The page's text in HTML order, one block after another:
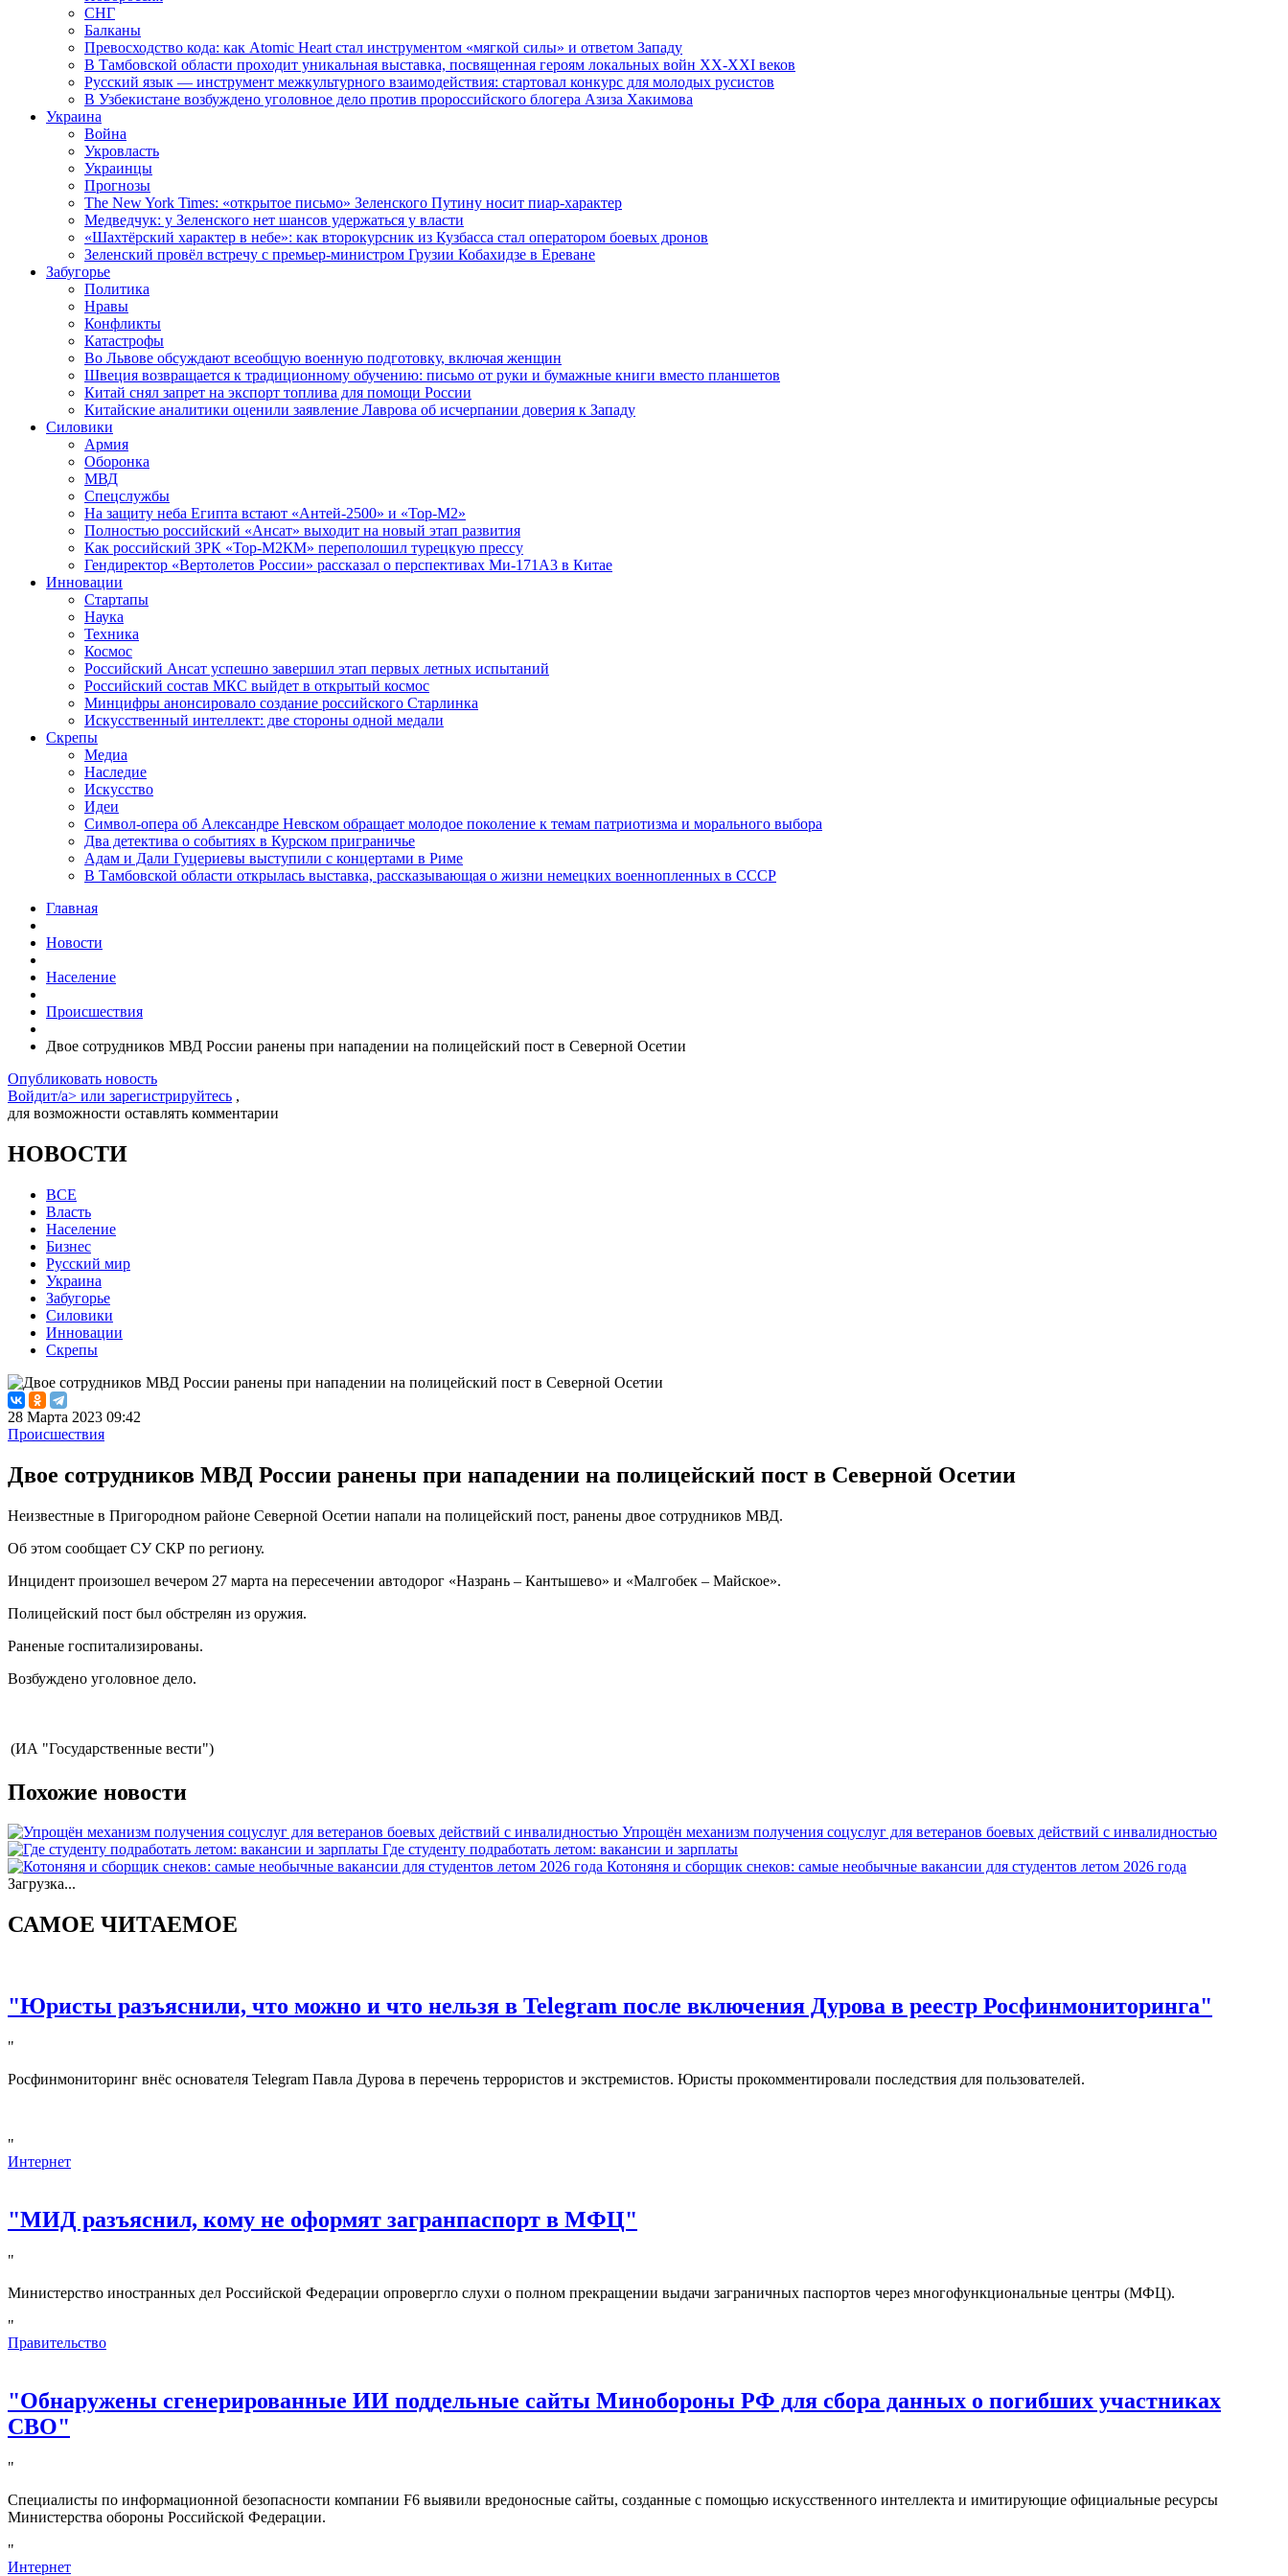
СНГ
Балканы
Превосходство кода: как Atomic Heart стал инструментом «мягкой силы» и ответом Западу
В Тамбовской области проходит уникальная выставка, посвященная героям локальных войн XX-XXI веков
Русский язык — инструмент межкультурного взаимодействия: стартовал конкурс для молодых русистов
В Узбекистане возбуждено уголовное дело против пророссийского блогера Азиза Хакимова
Украина
Война
Укровласть
Украинцы
Прогнозы
The New York Times: «открытое письмо» Зеленского Путину носит пиар-характер
Медведчук: у Зеленского нет шансов удержаться у власти
«Шахтёрский характер в небе»: как второкурсник из Кузбасса стал оператором боевых дронов
Зеленский провёл встречу с премьер-министром Грузии Кобахидзе в Ереване
Забугорье
Политика
Нравы
Конфликты
Катастрофы
Во Львове обсуждают всеобщую военную подготовку, включая женщин
Швеция возвращается к традиционному обучению: письмо от руки и бумажные книги вместо планшетов
Китай снял запрет на экспорт топлива для помощи России
Китайские аналитики оценили заявление Лаврова об исчерпании доверия к Западу
Силовики
Армия
Оборонка
МВД
Спецслужбы
На защиту неба Египта встают «Антей-2500» и «Тор-М2»
Полностью российский «Ансат» выходит на новый этап развития
Как российский ЗРК «Тор-М2КМ» переполошил турецкую прессу
Гендиректор «Вертолетов России» рассказал о перспективах Ми-171А3 в Китае
Инновации
Стартапы
Наука
Техника
Космос
Российский Ансат успешно завершил этап первых летных испытаний
Российский состав МКС выйдет в открытый космос
Минцифры анонсировало создание российского Старлинка
Искусственный интеллект: две стороны одной медали
Скрепы
Медиа
Наследие
Искусство
Идеи
Символ-опера об Александре Невском обращает молодое поколение к темам патриотизма и морального выбора
Два детектива о событиях в Курском приграничье
Адам и Дали Гуцериевы выступили с концертами в Риме
В Тамбовской области открылась выставка, рассказывающая о жизни немецких военнопленных в СССР
Главная
Новости
Население
Происшествия
Двое сотрудников МВД России ранены при нападении на полицейский пост в Северной Осетии
Опубликовать новость
Войдит/a> или зарегистрируйтесь ,
для возможности оставлять комментарии
НОВОСТИ
ВСЕ
Власть
Население
Бизнес
Русский мир
Украина
Забугорье
Силовики
Инновации
Скрепы
28 Марта 2023 09:42
Происшествия
Двое сотрудников МВД России ранены при нападении на полицейский пост в Северной Осетии
Неизвестные в Пригородном районе Северной Осетии напали на полицейский пост, ранены двое сотрудников МВД.
Об этом сообщает СУ СКР по региону.
Инцидент произошел вечером 27 марта на пересечении автодорог «Назрань – Кантышево» и «Малгобек – Майское».
Полицейский пост был обстрелян из оружия.
Раненые госпитализированы.
Возбуждено уголовное дело.
(ИА "Государственные вести")
Похожие новости
Упрощён механизм получения соцуслуг для ветеранов боевых действий с инвалидностью
Где студенту подработать летом: вакансии и зарплаты
Котоняня и сборщик снеков: самые необычные вакансии для студентов летом 2026 года
Загрузка...
САМОЕ ЧИТАЕМОЕ
"Юристы разъяснили, что можно и что нельзя в Telegram после включения Дурова в реестр Росфинмониторинга"
"
Росфинмониторинг внёс основателя Telegram Павла Дурова в перечень террористов и экстремистов. Юристы прокомментировали последствия для пользователей.
"
Интернет
"МИД разъяснил, кому не оформят загранпаспорт в МФЦ"
"
Министерство иностранных дел Российской Федерации опровергло слухи о полном прекращении выдачи заграничных паспортов через многофункциональные центры (МФЦ).
"
Правительство
"Обнаружены сгенерированные ИИ поддельные сайты Минобороны РФ для сбора данных о погибших участниках
СВО"
"
Специалисты по информационной безопасности компании F6 выявили вредоносные сайты, созданные с помощью искусственного интеллекта и имитирующие официальные ресурсы
Министерства обороны Российской Федерации.
"
Интернет